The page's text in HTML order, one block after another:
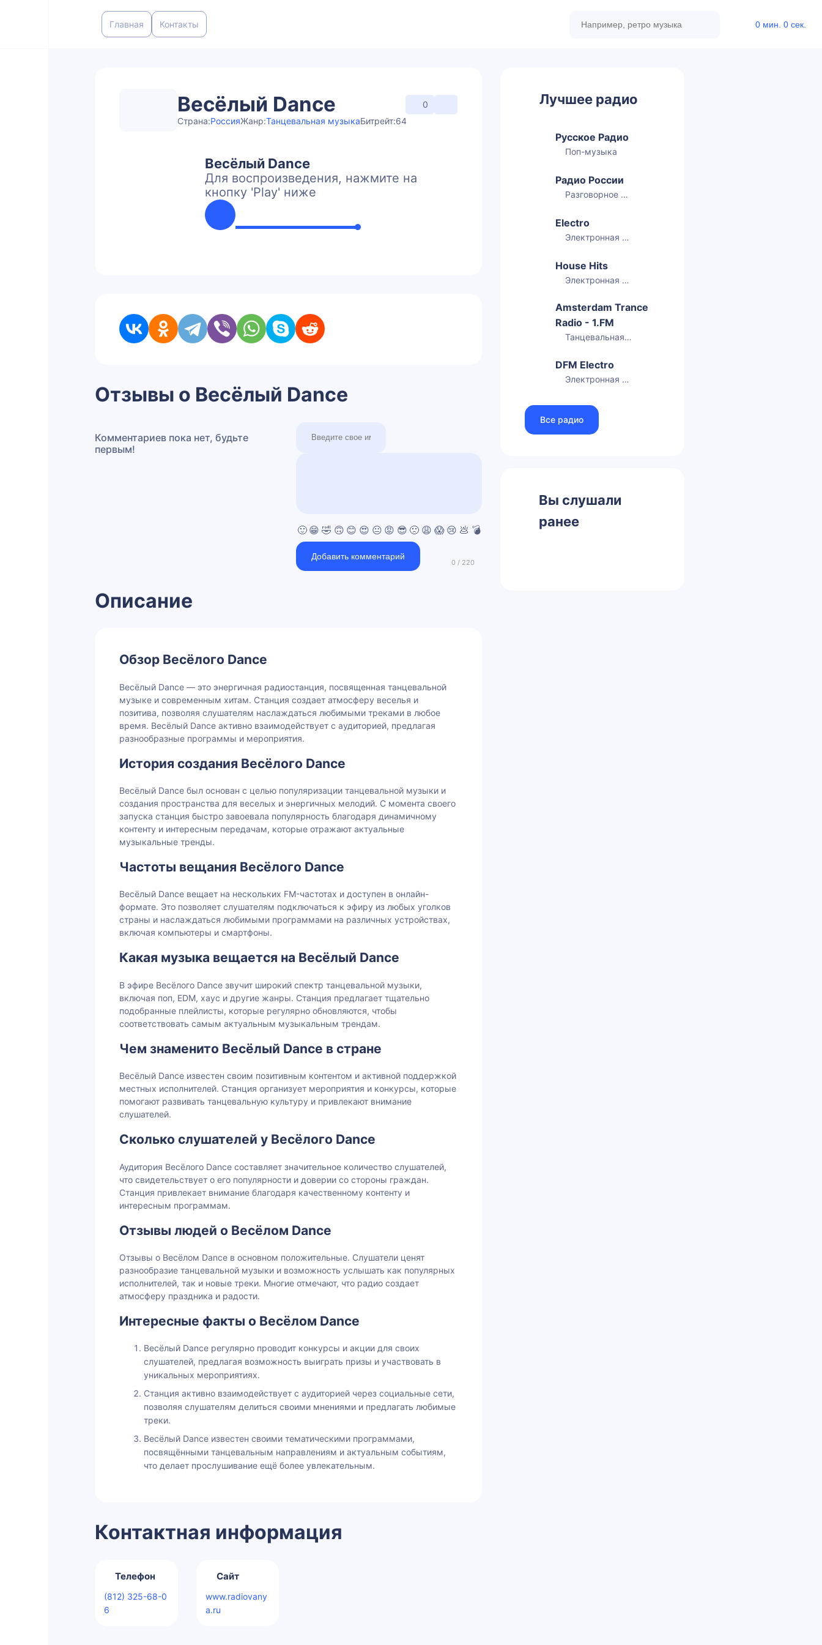
Главная Контакты 0 мин. 0 сек.
Весёлый Dance
0
Страна:РоссияЖанр:Танцевальная музыкаБитрейт:64
Весёлый Dance
Для воспроизведения, нажмите на
кнопку 'Play' ниже
Отзывы о Весёлый Dance
🙂 😁 🤣 🙃 😊 😍 😐 😡 😎 🙁 😩 😱 😢 💩 💣
Добавить комментарий
Комментариев пока нет, будьте
первым!
Описание
Обзор Весёлого Dance
Весёлый Dance — это энергичная радиостанция, посвященная танцевальной
музыке и современным хитам. Станция создает атмосферу веселья и
позитива, позволяя слушателям наслаждаться любимыми треками в любое
время. Весёлый Dance активно взаимодействует с аудиторией, предлагая
разнообразные программы и мероприятия.
История создания Весёлого Dance
Весёлый Dance был основан с целью популяризации танцевальной музыки и
создания пространства для веселых и энергичных мелодий. С момента своего
запуска станция быстро завоевала популярность благодаря динамичному
контенту и интересным передачам, которые отражают актуальные
музыкальные тренды.
Частоты вещания Весёлого Dance
Весёлый Dance вещает на нескольких FM-частотах и доступен в онлайн-
формате. Это позволяет слушателям подключаться к эфиру из любых уголков
страны и наслаждаться любимыми программами на различных устройствах,
включая компьютеры и смартфоны.
Какая музыка вещается на Весёлый Dance
В эфире Весёлого Dance звучит широкий спектр танцевальной музыки,
включая поп, EDM, хаус и другие жанры. Станция предлагает тщательно
подобранные плейлисты, которые регулярно обновляются, чтобы
соответствовать самым актуальным музыкальным трендам.
Чем знаменито Весёлый Dance в стране
Весёлый Dance известен своим позитивным контентом и активной поддержкой
местных исполнителей. Станция организует мероприятия и конкурсы, которые
помогают развивать танцевальную культуру и привлекают внимание
слушателей.
Сколько слушателей у Весёлого Dance
Аудитория Весёлого Dance составляет значительное количество слушателей,
что свидетельствует о его популярности и доверии со стороны граждан.
Станция привлекает внимание благодаря качественному контенту и
интересным программам.
Отзывы людей о Весёлом Dance
Отзывы о Весёлом Dance в основном положительные. Слушатели ценят
разнообразие танцевальной музыки и возможность услышать как популярных
исполнителей, так и новые треки. Многие отмечают, что радио создает
атмосферу праздника и радости.
Интересные факты о Весёлом Dance
Весёлый Dance регулярно проводит конкурсы и акции для своих
слушателей, предлагая возможность выиграть призы и участвовать в
уникальных мероприятиях.
Станция активно взаимодействует с аудиторией через социальные сети,
позволяя слушателям делиться своими мнениями и предлагать любимые
треки.
Весёлый Dance известен своими тематическими программами,
посвящёнными танцевальным направлениям и актуальным событиям,
что делает прослушивание ещё более увлекательным.
Контактная информация
Телефон
(812) 325-68-0
6
Сайт
www.radiovany
a.ru
Лучшее радио
Русское Радио
Поп-музыка
Радио России
Разговорное радио
Electro
Электронная музыка
House Hits
Электронная музыка
Amsterdam Trance
Radio - 1.FM
Танцевальная музыка
DFM Electro
Электронная музыка
Все радио
Вы слушали
ранее